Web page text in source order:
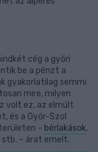
cég a győri
be a pénzt a
gyakorlatilag semmi
mire, milyen
volt ez, az elmúlt
és a Győr-Szol
– bérlakások,
– árat emelt.